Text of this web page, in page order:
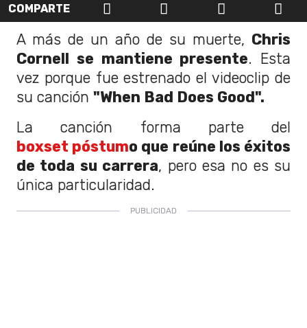
COMPARTE
A más de un año de su muerte, Chris
Cornell se mantiene presente. Esta
vez porque fue estrenado el videoclip de
su canción "When Bad Does Good".
La canción forma parte del
boxset póstumo que reúne los éxitos
de toda su carrera, pero esa no es su
única particularidad.